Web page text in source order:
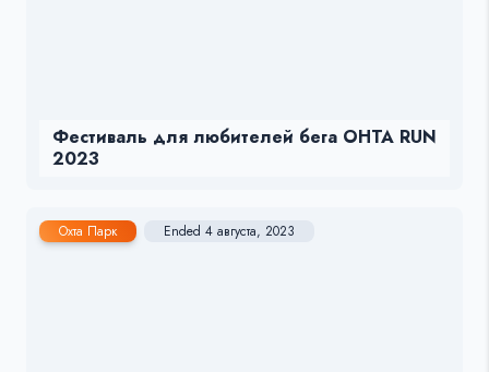
Фестиваль для любителей бега OHTA RUN
2023
Охта Парк Ended 4 августа, 2023